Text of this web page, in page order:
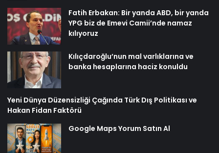
Fatih Erbakan: Bir yanda ABD, bir yanda
YPG biz de Emevi Camii’nde namaz
kılıyoruz
Kılıçdaroğlu’nun mal varlıklarına ve
banka hesaplarına haciz konuldu
Yeni Dünya Düzensizliği Çağında Türk Dış Politikası ve
Hakan Fidan Faktörü
Google Maps Yorum Satın Al